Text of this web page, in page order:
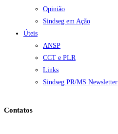
Opinião
Sindseg em Ação
Úteis
ANSP
CCT e PLR
Links
Sindseg PR/MS Newsletter
Contatos